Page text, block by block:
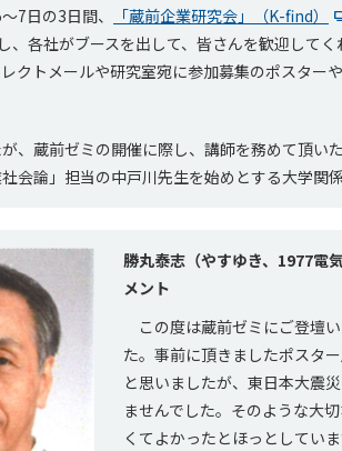
7日の3日間、
「蔵前企業研究会」（K-find）
、各社がブースを出して、皆さんを歓迎して
クトメールや研究室宛に参加募集のポスター
、蔵前ゼミの開催に際し、講師を務めて頂い
会論」担当の中戸川先生を始めとする大学関
勝丸泰志（やすゆき、1977電
メント
この度は蔵前ゼミにご登壇
た。事前に頂きましたポスタ
と思いましたが、東日本大震
ませんでした。そのような大
くてよかったとほっとしていま